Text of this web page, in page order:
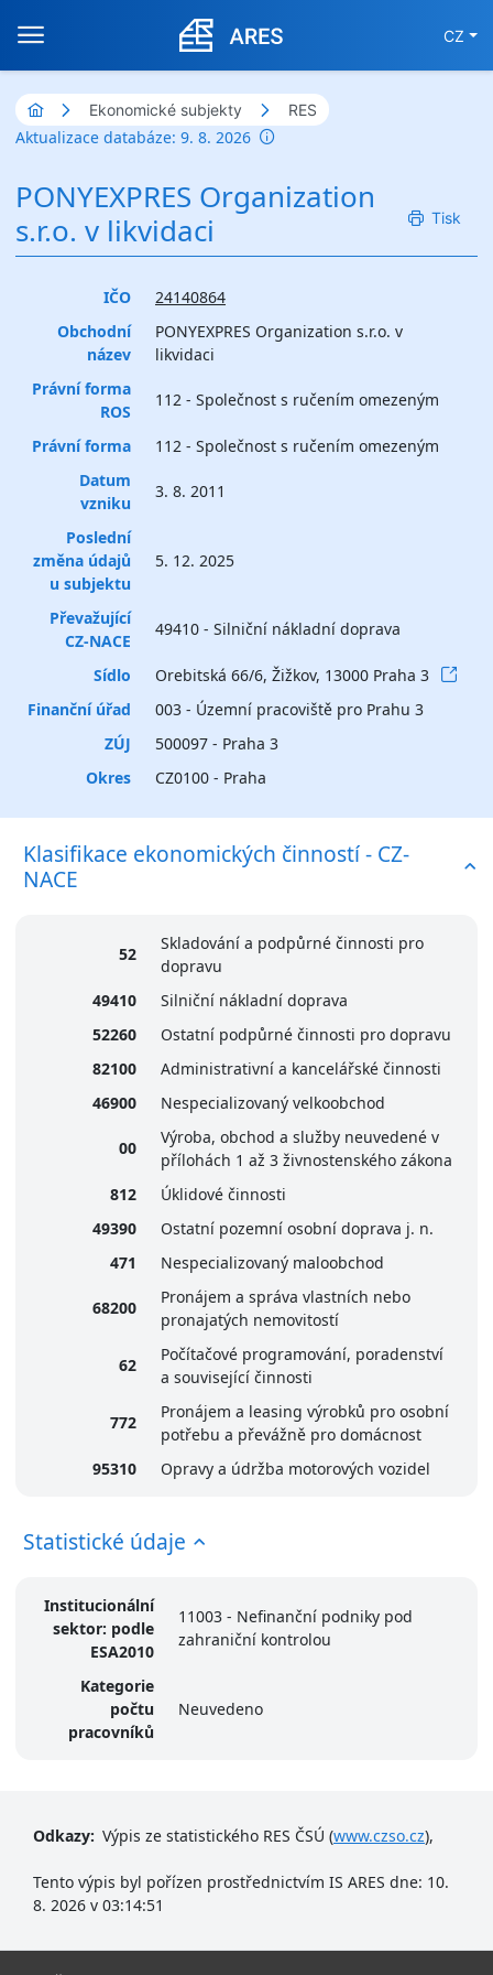
CZ
Ekonomické subjekty RES
Aktualizace databáze: 9. 8. 2026
PONYEXPRES Organization
s.r.o. v likvidaci
Tisk
IČO
24140864
Obchodní
název
PONYEXPRES Organization s.r.o. v
likvidaci
Právní forma
ROS
112 - Společnost s ručením omezeným
Právní forma
112 - Společnost s ručením omezeným
Datum
vzniku
3. 8. 2011
Poslední
změna údajů
u subjektu
5. 12. 2025
Převažující
CZ-NACE
49410 - Silniční nákladní doprava
Sídlo
Orebitská 66/6, Žižkov, 13000 Praha 3
Finanční úřad
003 - Územní pracoviště pro Prahu 3
ZÚJ
500097 - Praha 3
Okres
CZ0100 - Praha
Klasifikace ekonomických činností - CZ-
NACE
52
Skladování a podpůrné činnosti pro
dopravu
49410
Silniční nákladní doprava
52260
Ostatní podpůrné činnosti pro dopravu
82100
Administrativní a kancelářské činnosti
46900
Nespecializovaný velkoobchod
00
Výroba, obchod a služby neuvedené v
přílohách 1 až 3 živnostenského zákona
812
Úklidové činnosti
49390
Ostatní pozemní osobní doprava j. n.
471
Nespecializovaný maloobchod
68200
Pronájem a správa vlastních nebo
pronajatých nemovitostí
62
Počítačové programování, poradenství
a související činnosti
772
Pronájem a leasing výrobků pro osobní
potřebu a převážně pro domácnost
95310
Opravy a údržba motorových vozidel
Statistické údaje
Institucionální
sektor: podle
ESA2010
11003 - Nefinanční podniky pod
zahraniční kontrolou
Kategorie
počtu
pracovníků
Neuvedeno
Odkazy: Výpis ze statistického RES ČSÚ (www.czso.cz),
Tento výpis byl pořízen prostřednictvím IS ARES dne: 10.
8. 2026 v 03:14:51